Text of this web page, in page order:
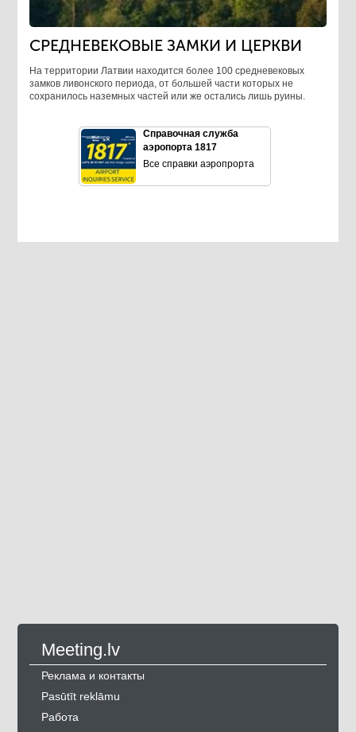
СРЕДНЕВЕКОВЫЕ ЗАМКИ И ЦЕРКВИ
На территории Латвии находится более 100 средневековых
замков ливонского периода, от большей части которых не
сохранилось наземных частей или же остались лишь руины.
Справочная служба
аэропорта 1817
Все справки аэропрорта
Meeting.lv
Реклама и контакты
Pasūtīt reklāmu
Работа